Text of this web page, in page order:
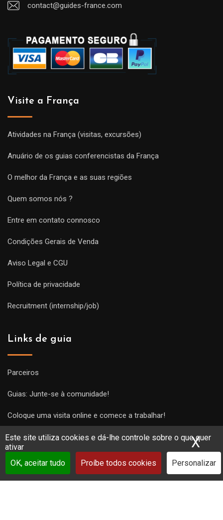
Este site utiliza cookies e dá-lhe controle sobre o que quer
ativar
OK, aceitar tudo
Proíbe todos cookies Personalizar
X
contact@guides-france.com
Visite a França
Atividades na França (visitas, excursões)
Anuário de os guias conferencistas da França
O melhor da França e as suas regiões
Quem somos nós ?
Entre em contato connosco
Condições Gerais de Venda
Aviso Legal e CGU
Política de privacidade
Recruitment (internship/job)
Links de guia
Parceiros
Guias: Junte-se à comunidade!
Coloque uma visita online e comece a trabalhar!